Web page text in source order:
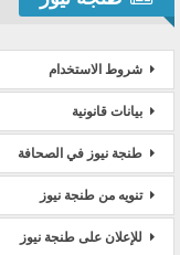
شروط الاستخدام
بيانات قانونية
طنجة نيوز في الصحافة
تنويه من طنجة نيوز
للإعلان على طنجة نيوز